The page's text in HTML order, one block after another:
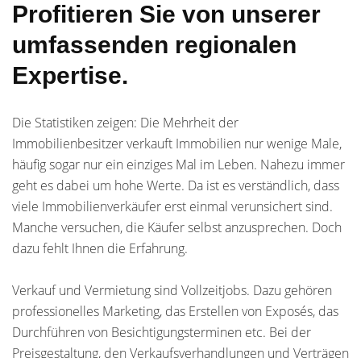
Profitieren Sie von unserer
umfassenden regionalen
Expertise.
Die Statistiken zeigen: Die Mehrheit der
Immobilienbesitzer verkauft Immobilien nur wenige Male,
häufig sogar nur ein einziges Mal im Leben. Nahezu immer
geht es dabei um hohe Werte. Da ist es verständlich, dass
viele Immobilienverkäufer erst einmal verunsichert sind.
Manche versuchen, die Käufer selbst anzusprechen. Doch
dazu fehlt Ihnen die Erfahrung.
Verkauf und Vermietung sind Vollzeitjobs. Dazu gehören
professionelles Marketing, das Erstellen von Exposés, das
Durchführen von Besichtigungsterminen etc. Bei der
Preisgestaltung, den Verkaufsverhandlungen und Verträgen